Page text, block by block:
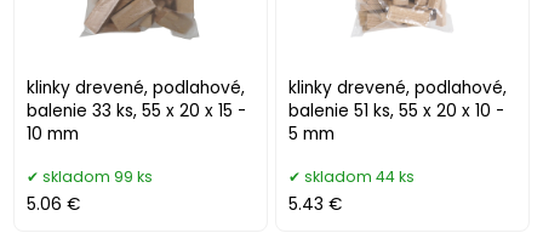
klinky drevené, podlahové,
balenie 33 ks, 55 x 20 x 15 -
10 mm
skladom 99 ks
5.06 €
klinky drevené, podlahové,
balenie 51 ks, 55 x 20 x 10 -
5 mm
skladom 44 ks
5.43 €